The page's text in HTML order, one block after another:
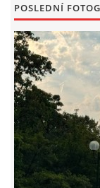
POSLEDNÍ